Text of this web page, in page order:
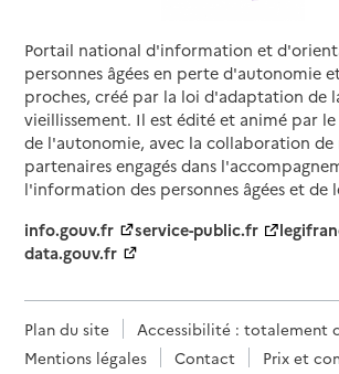
Portail national d'information et
personnes âgées en perte d'autonomie
proches, créé par la loi d'adaptation de
vieillissement. Il est édité et animé par
de l'autonomie, avec la collaboration
partenaires engagés dans
l'information des personnes âgées et de
info.gouv.fr
service-public.fr
data.gouv.fr
Plan du site
Accessibilité : totalement
Mentions légales
Contact
Prix et